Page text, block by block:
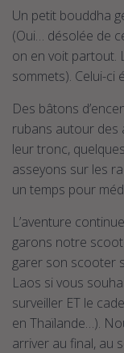
Un petit bouddha
(Oui… désolée de
on en voit partout.
sommets). Celui-ci
Des bâtons
rubans autour des
leur tronc,
asseyons sur les
un temps pour
L’aventure
garons notre
garer son scooter
Laos si vous
surveiller ET le
en Thaïlande…).
arriver au final, au